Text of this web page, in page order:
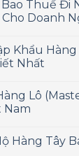
Thuế Đi
Doanh
Khẩu Hàng
Nhất
Lô
Nam
Hàng Tây